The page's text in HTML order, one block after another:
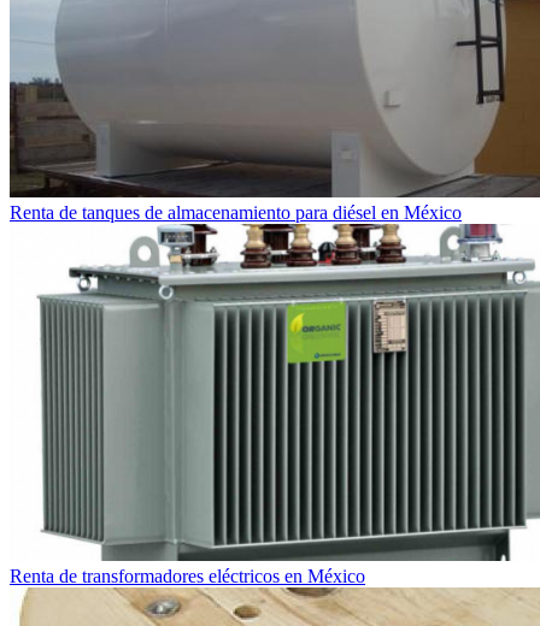
Renta de tanques de almacenamiento para diésel en México
Renta de transformadores eléctricos en México